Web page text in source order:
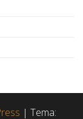
| Tema: